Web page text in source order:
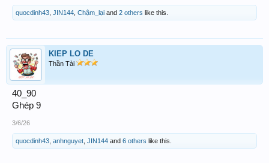
quocdinh43 JIN144 Chậm_lại and 2 others like this.
KIEP LO DE
Thần Tài
40_90
Ghép 9
3/6/26
quocdinh43 anhnguyet JIN144 and 6 others like this.